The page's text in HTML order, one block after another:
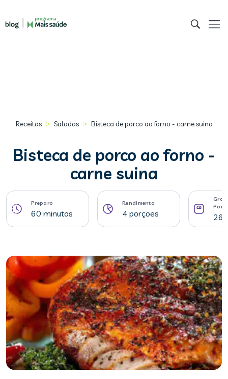
Receitas > Saladas > Bisteca de porco ao forno - carne suina
Bisteca de porco ao forno -
carne suina
Preparo
60 minutos
Rendimento
4 porçoes